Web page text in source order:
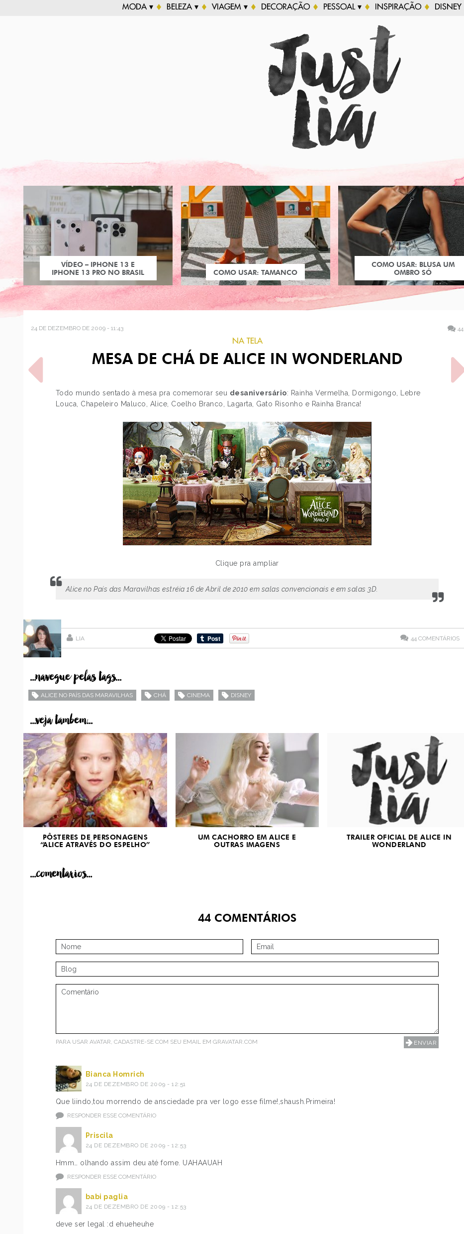
MODA ▾ BELEZA ▾ VIAGEM ▾ DECORAÇÃO PESSOAL ▾ INSPIRAÇÃO DISNEY
VÍDEO – IPHONE 13 E
IPHONE 13 PRO NO BRASIL
COMO USAR: TAMANCO
COMO USAR: BLUSA UM
OMBRO SÓ
24 DE DEZEMBRO DE 2009 - 11:43 44
NA TELA
MESA DE CHÁ DE ALICE IN WONDERLAND
Todo mundo sentado à mesa pra comemorar seu desaniversário: Rainha Vermelha, Dormigongo, Lebre
Louca, Chapeleiro Maluco, Alice, Coelho Branco, Lagarta, Gato Risonho e Rainha Branca!
Clique pra ampliar
Alice no País das Maravilhas estréia 16 de Abril de 2010 em salas convencionais e em salas 3D.
LIA 44 COMENTÁRIOS
...navegue pelas tags...
ALICE NO PAÍS DAS MARAVILHAS CHÁ CINEMA DISNEY
...veja tambem...
PÔSTERES DE PERSONAGENS
“ALICE ATRAVÉS DO ESPELHO”
UM CACHORRO EM ALICE E
OUTRAS IMAGENS
TRAILER OFICIAL DE ALICE IN
WONDERLAND
...comentarios...
44 COMENTÁRIOS
PARA USAR AVATAR, CADASTRE-SE COM SEU EMAIL EM GRAVATAR.COM
Bianca Homrich
24 DE DEZEMBRO DE 2009 - 12:51
Que liindo,tou morrendo de ansciedade pra ver logo esse filme!,shaush.Primeira!
RESPONDER ESSE COMENTÁRIO
Priscila
24 DE DEZEMBRO DE 2009 - 12:53
Hmm… olhando assim deu até fome. UAHAAUAH
RESPONDER ESSE COMENTÁRIO
babi paglia
24 DE DEZEMBRO DE 2009 - 12:53
deve ser legal :d ehueheuhe